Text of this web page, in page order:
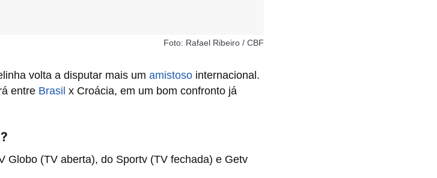
Foto: Rafael Ribeiro / CBF
volta a disputar mais um amistoso internacional.
entre Brasil x Croácia, em um bom confronto já
Globo (TV aberta), do Sportv (TV fechada) e Getv